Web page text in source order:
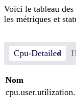
Voici le tableau
les métriques et
Cpu-Detailed
Nom